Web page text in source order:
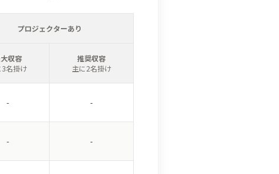
プロジェクターあり
収容
3名掛け
推奨収容
主に2名掛け
- -
- -